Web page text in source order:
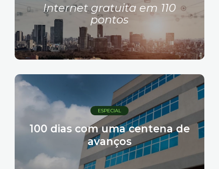
Internet gratuita em 110
pontos
ESPECIAL
100 dias com uma centena de
avanços